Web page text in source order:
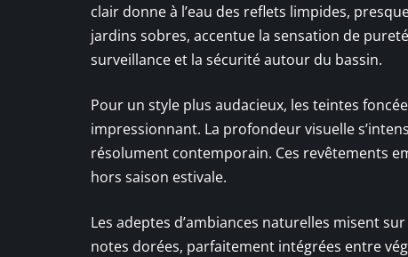
clair donne à l’eau des reflets limpides,
jardins sobres, accentue la sensation de
surveillance et la sécurité autour du bassin.
Pour un style plus audacieux, les teintes
impressionnant. La profondeur visuelle
résolument contemporain. Ces revêtements
hors saison estivale.
Les adeptes d’ambiances naturelles misent
notes dorées, parfaitement intégrées entre